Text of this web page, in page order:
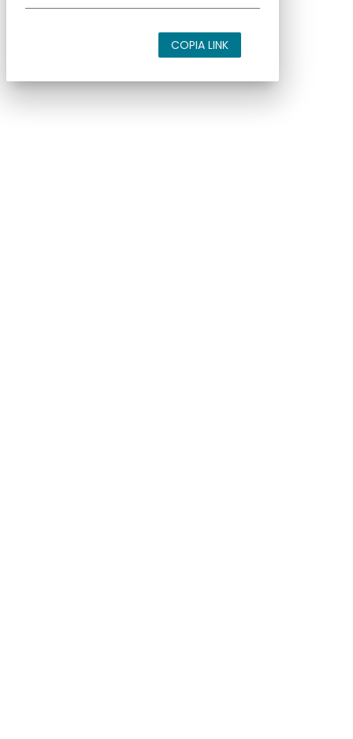
COPIA LINK